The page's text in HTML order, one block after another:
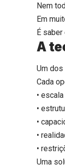
Nem
Em
É saber
A
Um
Cada
• escala
•
•
•
•
Uma